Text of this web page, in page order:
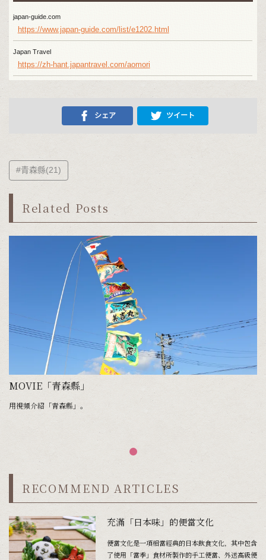
japan-guide.com
https://www.japan-guide.com/list/e1202.html
Japan Travel
https://zh-hant.japantravel.com/aomori
シェア ツイート
#青森縣(21)
Related Posts
MOVIE「青森縣」
用視頻介紹「青森縣」。
RECOMMEND ARTICLES
充滿「日本味」的便當文化
便當文化是一項相當經典的日本飲食文化，其中包含
了使用「當季」食材所製作的手工便當、外送高級便